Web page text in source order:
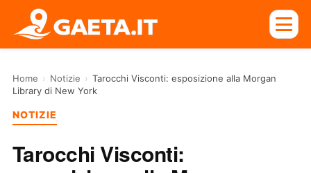
Home › Notizie › Tarocchi Visconti: esposizione alla Morgan
Library di New York
NOTIZIE
Tarocchi Visconti: